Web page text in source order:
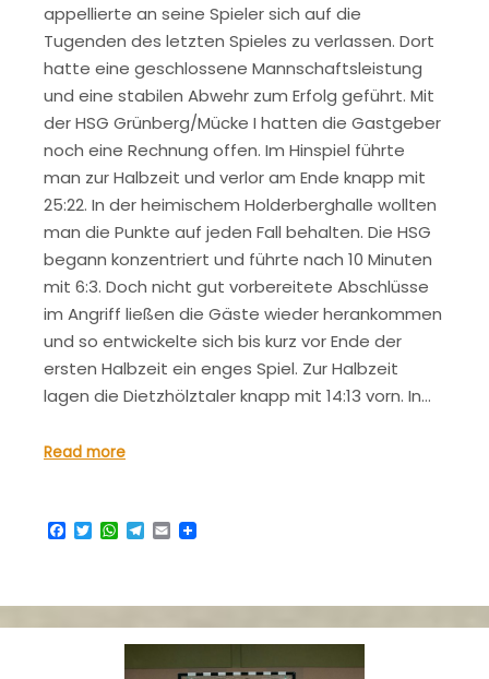
appellierte an seine Spieler sich auf die
Tugenden des letzten Spieles zu verlassen. Dort
hatte eine geschlossene Mannschaftsleistung
und eine stabilen Abwehr zum Erfolg geführt. Mit
der HSG Grünberg/Mücke I hatten die Gastgeber
noch eine Rechnung offen. Im Hinspiel führte
man zur Halbzeit und verlor am Ende knapp mit
25:22. In der heimischem Holderberghalle wollten
man die Punkte auf jeden Fall behalten. Die HSG
begann konzentriert und führte nach 10 Minuten
mit 6:3. Doch nicht gut vorbereitete Abschlüsse
im Angriff ließen die Gäste wieder herankommen
und so entwickelte sich bis kurz vor Ende der
ersten Halbzeit ein enges Spiel. Zur Halbzeit
lagen die Dietzhölztaler knapp mit 14:13 vorn. In…
Read more
Facebook
TwitterWhatsApp
Telegram
Email